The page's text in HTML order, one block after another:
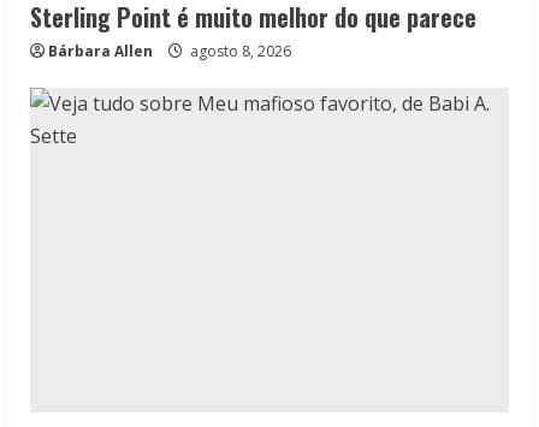
Sterling Point é muito melhor do que parece
Bárbara Allen agosto 8, 2026